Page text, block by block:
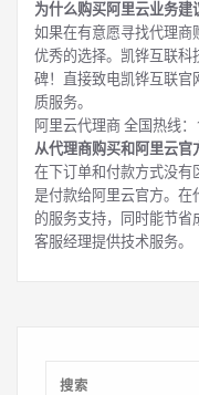
为什么购买阿里云业务建
如果在有意愿寻找代理
优秀的选择。凯铧互联
碑！直接致电凯铧互联
质服务。
阿里云代理商 全国热线
从代理商购买和阿里云官
在下订单和付款方式没
是付款给阿里云官方。
的服务支持，同时能节
客服经理提供技术服务。